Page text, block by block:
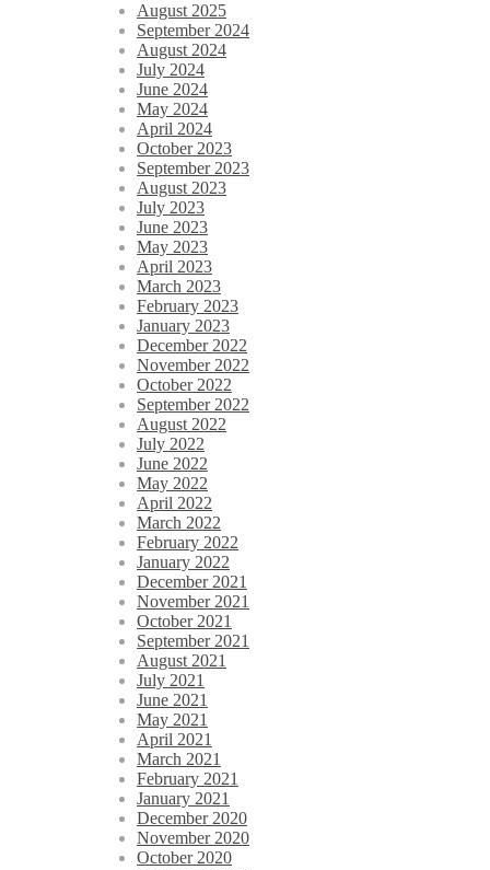
August 2025
September 2024
August 2024
July 2024
June 2024
May 2024
April 2024
October 2023
September 2023
August 2023
July 2023
June 2023
May 2023
April 2023
March 2023
February 2023
January 2023
December 2022
November 2022
October 2022
September 2022
August 2022
July 2022
June 2022
May 2022
April 2022
March 2022
February 2022
January 2022
December 2021
November 2021
October 2021
September 2021
August 2021
July 2021
June 2021
May 2021
April 2021
March 2021
February 2021
January 2021
December 2020
November 2020
October 2020